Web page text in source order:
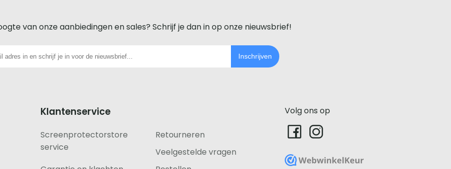
van onze aanbiedingen en sales? Schrijf je dan in op onze nieuwsbrief!
Inschrijven
Klantenservice
Screenprotectorstore
service
Retourneren
Veelgestelde vragen
Volg ons op
WebwinkelKeur